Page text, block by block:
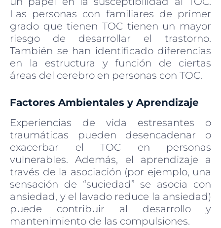
Las personas con familiares de primer
grado que tienen TOC tienen un mayor
riesgo de desarrollar el trastorno.
También se han identificado diferencias
en la estructura y función de ciertas
áreas del cerebro en personas con TOC.
Factores Ambientales y Aprendizaje
Experiencias de vida estresantes o
traumáticas pueden desencadenar o
exacerbar el TOC en personas
vulnerables. Además, el aprendizaje a
través de la asociación (por ejemplo, una
sensación de “suciedad” se asocia con
ansiedad, y el lavado reduce la ansiedad)
puede contribuir al desarrollo y
mantenimiento de las compulsiones.